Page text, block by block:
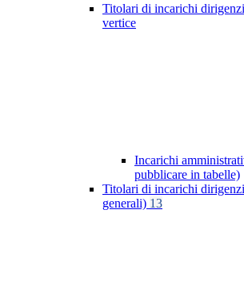
Titolari di incarichi
vertice
Incarichi
pubblicare in tabelle)
Titolari di incarichi
generali) 13